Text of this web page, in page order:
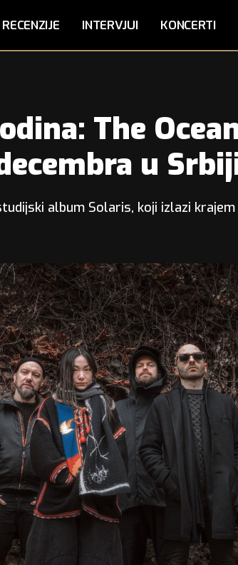
RECENZIJE INTERVJUI KONCERTI
The
u
album Solaris, koji izlazi